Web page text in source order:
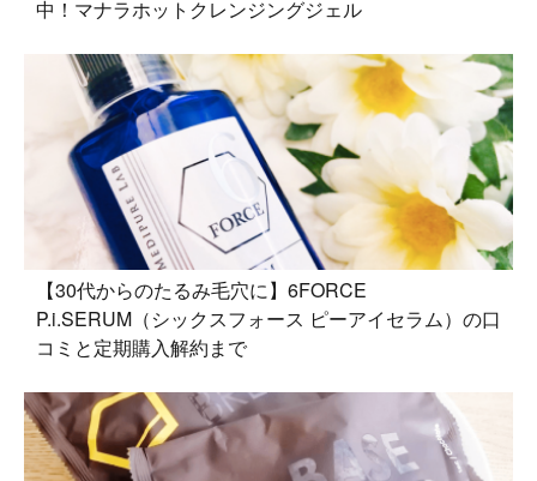
中！マナラホットクレンジングジェル
【30代からのたるみ毛穴に】6FORCE
P.i.SERUM（シックスフォース ピーアイセラム）の口
コミと定期購入解約まで